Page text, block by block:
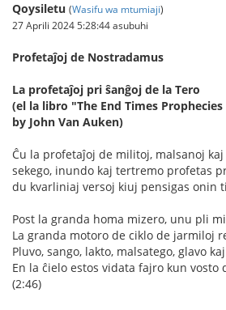
Qoysiletu (Wasifu wa mtumiaji)
27 Aprili 2024 5:28:44 asubuhi
Profetaĵoj de Nostradamus
La profetaĵoj pri ŝanĝoj de la Tero
(el la libro "The End Times
by John Van Auken)
Ĉu la profetaĵoj de militoj, malsanoj
sekego, inundo kaj tertremo profetas
du kvarliniaj versoj kiuj pensigas onin
Post la granda homa mizero, unu pli
La granda motoro de ciklo de jarmiloj
Pluvo, sango, lakto, malsatego, glavo
En la ĉielo estos vidata fajro kun vosto
(2:46)